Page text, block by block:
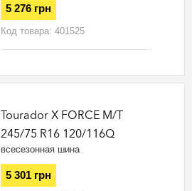
5 276 грн
Код товара:401525
Tourador X FORCE M/T
245/75 R16 120/116Q
всесезонная шина
5 301 грн